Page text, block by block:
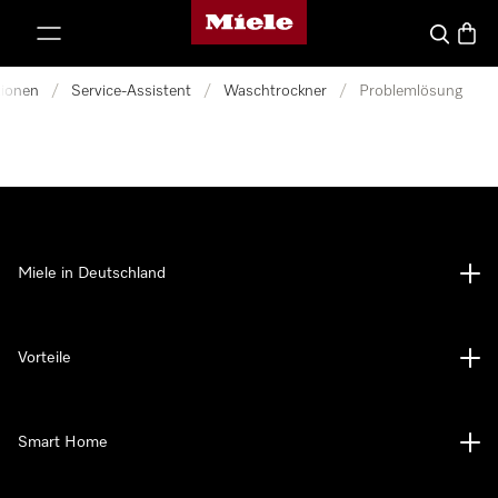
Miele-Homepage
Suche
/ Service-Assistent / Waschtrockner / Problemlösung
Miele in Deutschland
Vorteile
Smart Home